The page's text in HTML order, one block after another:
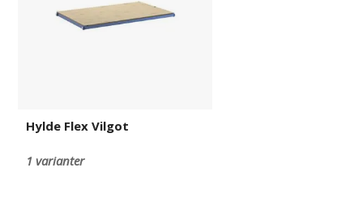
Hylde Flex Vilgot
1 varianter